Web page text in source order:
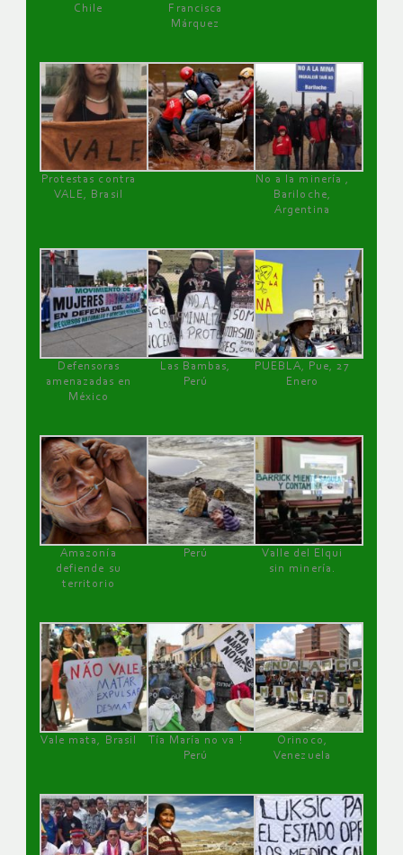
Chile
Francisca
Márquez
Protestas contra
VALE, Brasil
No a la minería ,
Bariloche,
Argentina
Defensoras
amenazadas en
México
Las Bambas,
Perú
PUEBLA, Pue, 27
Enero
Amazonía
defiende su
territorio
Perú
Valle del Elqui
sin minería.
Vale mata, Brasil
Tía María no va !
Perú
Orinoco,
Venezuela